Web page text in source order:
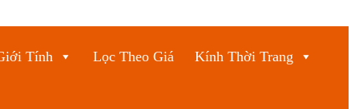
Tính Lọc Theo Giá
Kính Thời Trang